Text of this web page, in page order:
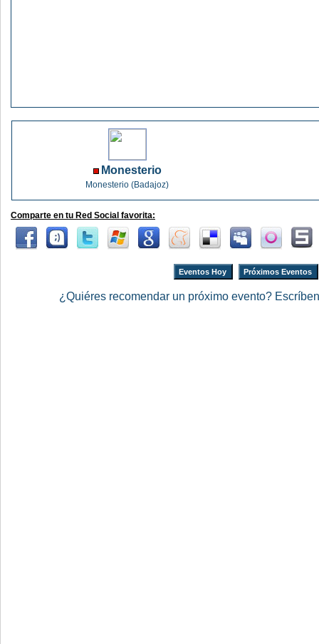
Monesterio
Monesterio (Badajoz)
Comparte en tu Red Social favorita:
Eventos Hoy Próximos Eventos
¿Quiéres recomendar un próximo evento?